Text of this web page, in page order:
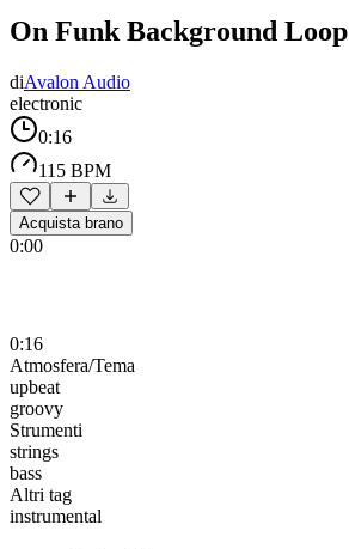
On Funk Background Loop
diAvalon Audio
electronic
0:16
115 BPM
Acquista brano
0:00
0:16
Atmosfera/Tema
upbeat
groovy
Strumenti
strings
bass
Altri tag
instrumental